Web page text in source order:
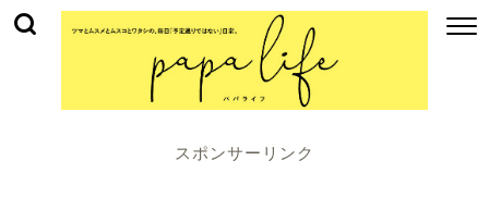
スポンサーリンク